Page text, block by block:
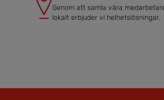
Genom att samla våra
lokalt erbjuder vi helhetslösningar.